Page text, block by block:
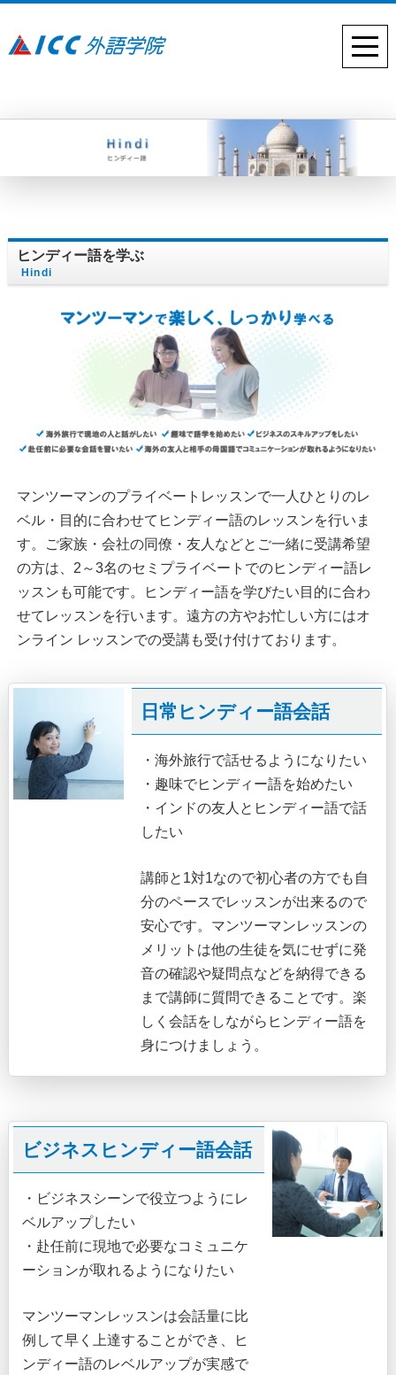
ヒンディー語を学ぶ
Hindi
マンツーマンのプライベートレッスンで一人ひとりのレ
ベル・目的に合わせてヒンディー語のレッスンを行いま
す。ご家族・会社の同僚・友人などとご一緒に受講希望
の方は、2～3名のセミプライベートでのヒンディー語レ
ッスンも可能です。ヒンディー語を学びたい目的に合わ
せてレッスンを行います。遠方の方やお忙しい方にはオ
ンライン レッスンでの受講も受け付けております。
日常ヒンディー語会話
・海外旅行で話せるようになりたい
・趣味でヒンディー語を始めたい
・インドの友人とヒンディー語で話
したい
講師と1対1なので初心者の方でも自
分のペースでレッスンが出来るので
安心です。マンツーマンレッスンの
メリットは他の生徒を気にせずに発
音の確認や疑問点などを納得できる
まで講師に質問できることです。楽
しく会話をしながらヒンディー語を
身につけましょう。
ビジネスヒンディー語会話
・ビジネスシーンで役立つようにレ
ベルアップしたい
・赴任前に現地で必要なコミュニケ
ーションが取れるようになりたい
マンツーマンレッスンは会話量に比
例して早く上達することができ、ヒ
ンディー語のレベルアップが実感で